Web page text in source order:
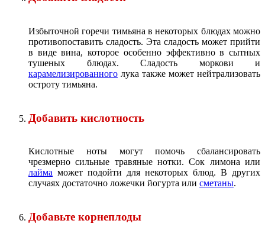
Избыточной горечи тимьяна в некоторых блюдах можно
противопоставить сладость. Эта сладость может прийти
в виде вина, которое особенно эффективно в сытных
тушеных блюдах. Сладость моркови и
карамелизированного лука также может нейтрализовать
остроту тимьяна.
Добавить кислотность
Кислотные ноты могут помочь сбалансировать
чрезмерно сильные травяные нотки. Сок лимона или
лайма может подойти для некоторых блюд. В других
случаях достаточно ложечки йогурта или сметаны.
Добавьте корнеплоды